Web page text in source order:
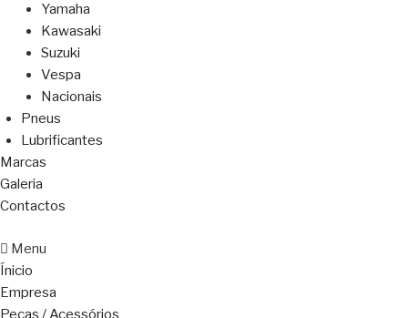
Yamaha
Kawasaki
Suzuki
Vespa
Nacionais
Pneus
Lubrificantes
Marcas
Galeria
Contactos
Menu
Ínicio
Empresa
Peças / Acessórios